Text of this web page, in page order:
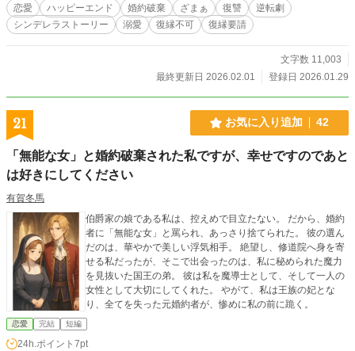
恋愛 ハッピーエンド 婚約破棄 ざまぁ 復讐
逆転劇
シンデレラストーリー
溺愛 復縁不可 復縁要請
文字数 11,003
最終更新日 2026.02.01
登録日 2026.01.29
21 お気に入り追加 42
「無能な女」と婚約破棄された私ですが、幸せですのであと
は好きにしてください
有賀冬馬
伯爵家の娘である私は、控えめで目立たない。 だから、婚約
者に「無能な女」と罵られ、あっさり捨てられた。 彼の選ん
だのは、華やかで美しい浮気相手。 絶望し、修道院へ身を寄
せる私だったが、そこで出会ったのは、私に秘められた魔力
を見抜いた国王の弟。 彼は私を魔導士として、そして一人の
女性として大切にしてくれた。 やがて、私は王族の妃とな
り、全てを失った元婚約者が、惨めに私の前に跪く。
恋愛 完結 短編
24h.ポイント 7pt